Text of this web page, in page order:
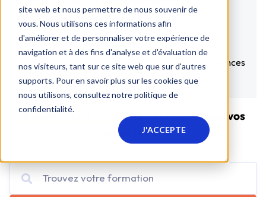
site web et nous permettre de nous souvenir de
vous. Nous utilisons ces informations afin
d'améliorer et de personnaliser votre expérience de
navigation et à des fins d'analyse et d'évaluation de
nos visiteurs, tant sur ce site web que sur d'autres
supports. Pour en savoir plus sur les cookies que
nous utilisons, consultez notre politique de
confidentialité.
J'ACCEPTE
Durable
Engagez-vous dans la responsabilité sociétale et le
développement durable pour acquérir les compétences
clés aujourd’hui et contribuer à un monde meilleur.
Trouvez votre formationet enrichissez vos
compétences